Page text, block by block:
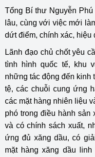
Tổng Bí thư Nguyễn
lâu, cùng với việc mới
dứt điểm, chính xác, hiệu
Lãnh đạo chủ chốt yêu
tình hình quốc tế, khu
những tác động đến kinh
tệ, các chuỗi cung ứng
các mặt hàng nhiên liệu
phó trong điều hành sản
và có chính sách xuất,
ứng đủ xăng dầu, có
mặt hàng xăng dầu